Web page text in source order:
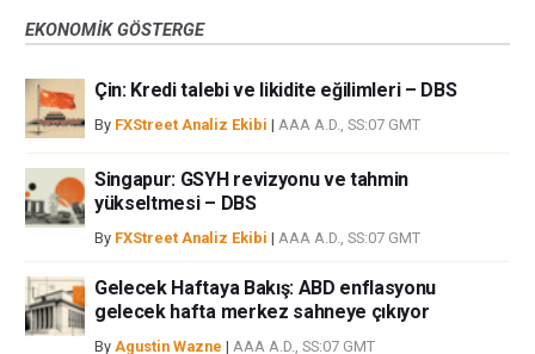
EKONOMIK GÖSTERGE
Çin: Kredi talebi ve likidite eğilimleri – DBS
By FXStreet Analiz Ekibi | AAA A.D., SS:07 GMT
Singapur: GSYH revizyonu ve tahmin
yükseltmesi – DBS
By FXStreet Analiz Ekibi | AAA A.D., SS:07 GMT
Gelecek Haftaya Bakış: ABD enflasyonu
gelecek hafta merkez sahneye çıkıyor
By Agustin Wazne | AAA A.D., SS:07 GMT